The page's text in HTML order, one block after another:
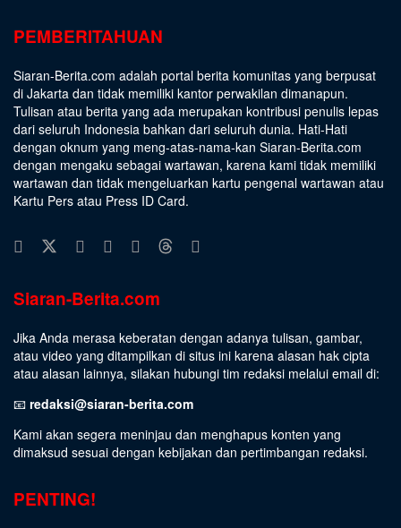
PEMBERITAHUAN
Siaran-Berita.com adalah portal berita komunitas yang berpusat
di Jakarta dan tidak memiliki kantor perwakilan dimanapun.
Tulisan atau berita yang ada merupakan kontribusi penulis lepas
dari seluruh Indonesia bahkan dari seluruh dunia. Hati-Hati
dengan oknum yang meng-atas-nama-kan Siaran-Berita.com
dengan mengaku sebagai wartawan, karena kami tidak memiliki
wartawan dan tidak mengeluarkan kartu pengenal wartawan atau
Kartu Pers atau Press ID Card.
Siaran-Berita.com
Jika Anda merasa keberatan dengan adanya tulisan, gambar,
atau video yang ditampilkan di situs ini karena alasan hak cipta
atau alasan lainnya, silakan hubungi tim redaksi melalui email di:
📧 redaksi@siaran-berita.com
Kami akan segera meninjau dan menghapus konten yang
dimaksud sesuai dengan kebijakan dan pertimbangan redaksi.
PENTING!